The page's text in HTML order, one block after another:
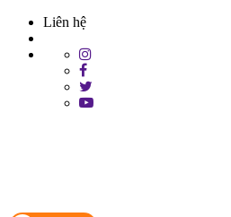
Liên hệ